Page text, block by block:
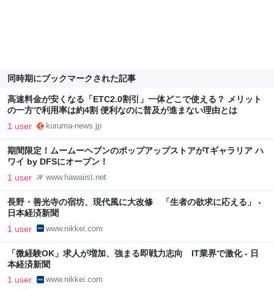
同時期にブックマークされた記事
高速料金が安くなる「ETC2.0割引」一体どこで使える？ メリット
の一方で利用率は約4割 便利なのに普及が進まない理由とは
1 user kuruma-news.jp
期間限定！ムームーヘブンのポップアップストアがTギャラリア ハ
ワイ by DFSにオープン！
1 user www.hawaiist.net
長野・善光寺の宿坊、現代風に大改修 「生者の欲求に応える」 -
日本経済新聞
1 user www.nikkei.com
「微経験OK」求人が増加、強まる即戦力志向 IT業界で激化 - 日
本経済新聞
1 user www.nikkei.com